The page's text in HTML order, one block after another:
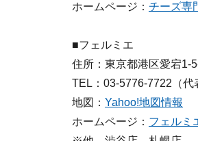
ホームページ： チーズ専
■フェルミエ
住所：東京都港区愛宕
TEL：03-5776-7722（代
地図： Yahoo!地図情報
ホームページ： フェルミ